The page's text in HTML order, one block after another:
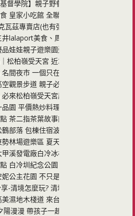
督學院】親子野餐大草坪！盡情跑跳放
皇家小吃館 全聯對面 有大大的停車場
瓦茲專賣店(也有彌月蛋糕) 一間只做外帶
井lalaport美食、周邊免費景點通通報你知
娃娃親子遊樂園逢甲旗艦店 新手超友善
松柏嶺受天宮 近300年歷史廟宇、絕美
間夜市 一個只在每週六才有營業的夜市
觀景步道 親子必遊景點 氣溫舒適宜人
來松柏嶺受天宮感受橫跨兩縣市的奇妙
園 平價熱炒料理 好吃又划算 對面還有
茶二指茶葉故事館 打卡送珍奶 還可以
部落 包棟住宿波波的家 附近景點走路
林場遊樂區 夏天就來個快樂的與森林有
溪發電廠白冷冰棒 一枝最貴只要$15元
白冷圳紀念公園 可當安妮公主花園前後
公主花園 不只是景點 也是新社美食餐廳
-清境怎麼玩? 清境住宿推薦哪間? 這篇
濕地木棧道 來台中一定要帶孩子去看招
陽漫漫 帶孩子一起來看夕陽 夜間濕地生